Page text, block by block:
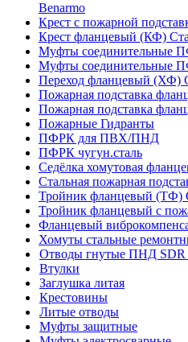
Benarmo
Крест с пожарной
Крест фланцевый (КФ)
Муфты соединительные
Муфты соединительные
Переход фланцевый (ХФ)
Пожарная подставка
Пожарная подставка
Пожарные Гидранты
ПФРК для ПВХ/ПНД
ПФРК чугун.сталь
Седёлка хомутовая
Стальная пожарная
Тройник фланцевый (ТФ)
Тройник фланцевый с
Фланцевый
Хомуты стальные
Отводы гнутые ПНД SDR
Втулки
Заглушка литая
Крестовины
Литые отводы
Муфты защитные